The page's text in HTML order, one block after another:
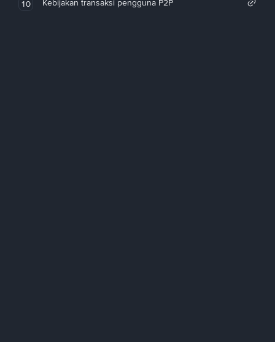
10 Kebijakan transaksi pengguna P2P